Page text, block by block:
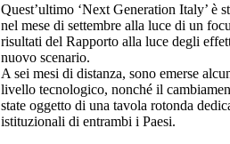
Quest’ultimo ‘Next Generation Italy’
nel mese di settembre alla luce di un
risultati del Rapporto alla luce degli
nuovo scenario.
A sei mesi di distanza, sono emerse
livello tecnologico, nonché il
state oggetto di una tavola rotonda
istituzionali di entrambi i Paesi.